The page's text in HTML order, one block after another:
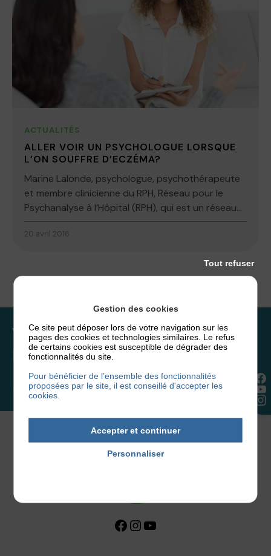
ACTUALITÉS
ALLER VOIR UN PSYCHOLOGUE LORSQUE
L’ON SOUFFRE D’ECZÉMA?
Marine Lalonde, psychologue, psychothérapeute
et membre clinicienne du RPH, Réseau pour le
Psychanalyse à l’Hôpital (RPH), qui est un réseau...
20 avril 2016
Vous souhaitez rejoindre
l’association ou faire un don ?
NOUS REJOINDRE
Facebook InstagramYouTube
Gestion des cookies
Ce site peut déposer lors de votre navigation sur les
pages des cookies et technologies similaires. Le refus
de certains cookies est susceptible de dégrader des
fonctionnalités du site.
Pour bénéficier de l’ensemble des fonctionnalités
proposées par le site, il est conseillé d'accepter les
cookies.
Accepter et continuer
Tout refuser
Personnaliser